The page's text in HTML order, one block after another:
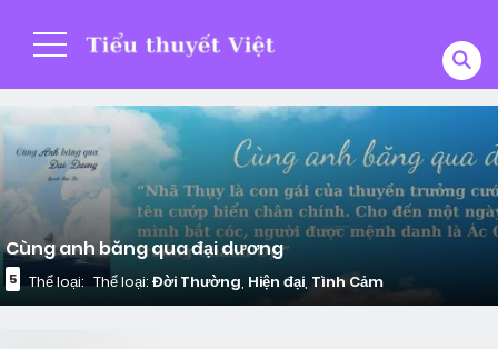
Cùng anh băng qua đại dương
5 Thể loại: Thể loại: Đời Thường, Hiện đại, Tình Cảm